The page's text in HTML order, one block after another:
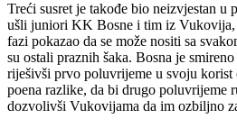
Treći susret je takođe bio neizvjestan u
ušli juniori KK Bosne i tim iz Vukovija,
fazi pokazao da se može nositi sa
su ostali praznih šaka. Bosna je
riješivši prvo poluvrijeme u svoju korist
poena razlike, da bi drugo poluvrijeme
dozvolivši Vukovijama da im ozbiljno